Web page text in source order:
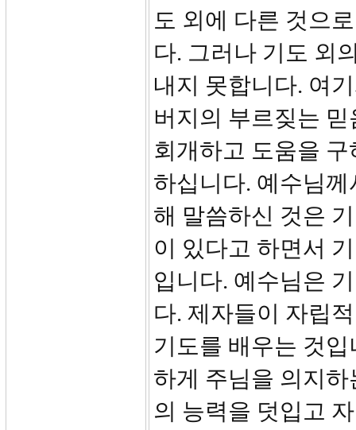
도 외에 다른 것으
다. 그러나 기도 외
내지 못합니다. 여
버지의 부르짖는
회개하고 도움을
하십니다. 예수님
해 말씀하신 것은
이 있다고 하면서
입니다. 예수님은
다. 제자들이 자립
기도를 배우는 것
하게 주님을 의지
의 능력을 덧입고